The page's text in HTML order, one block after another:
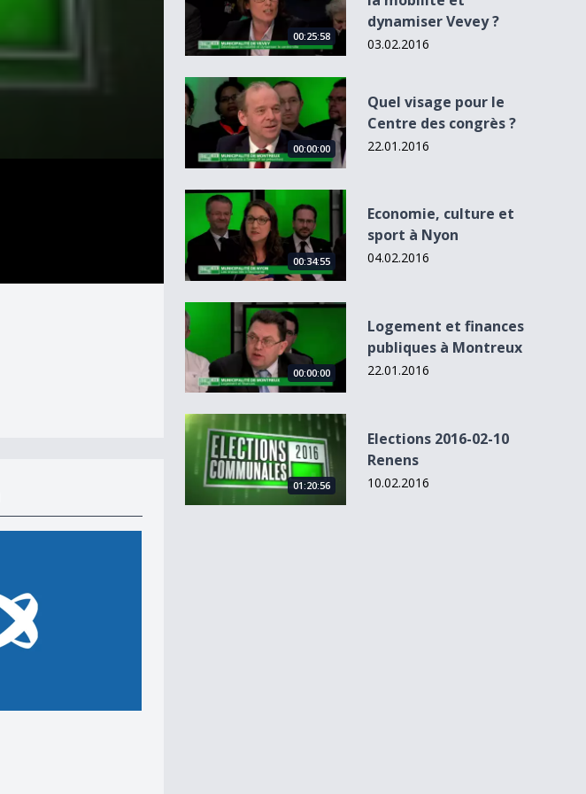
00:25:58
dynamiser Vevey ?
03.02.2016
Quel visage pour le Centre des congrès ?
00:00:00
Quel visage pour le
Centre des congrès ?
22.01.2016
Economie, culture et sport à Nyon
00:34:55
Economie, culture et
sport à Nyon
04.02.2016
Logement et finances publiques à Montreux
00:00:00
Logement et finances
publiques à Montreux
22.01.2016
Elections 2016-02-10 Renens
01:20:56
Elections 2016-02-10
Renens
10.02.2016